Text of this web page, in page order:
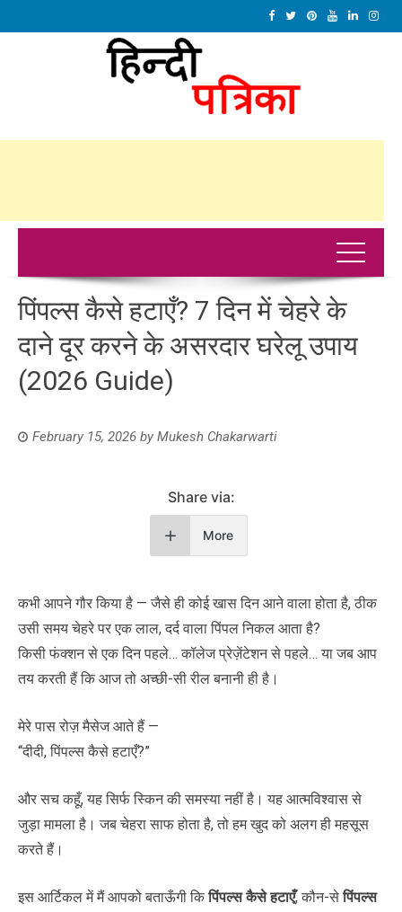
पिंपल्स कैसे हटाएँ? 7 दिन में चेहरे के
दाने दूर करने के असरदार घरेलू उपाय
(2026 Guide)
February 15, 2026 by Mukesh Chakarwarti
Share via:
More
कभी आपने गौर किया है — जैसे ही कोई खास दिन आने वाला होता है, ठीक
उसी समय चेहरे पर एक लाल, दर्द वाला पिंपल निकल आता है?
किसी फंक्शन से एक दिन पहले… कॉलेज प्रेज़ेंटेशन से पहले… या जब आप
तय करती हैं कि आज तो अच्छी-सी रील बनानी ही है।
मेरे पास रोज़ मैसेज आते हैं —
“दीदी, पिंपल्स कैसे हटाएँ?”
और सच कहूँ, यह सिर्फ स्किन की समस्या नहीं है। यह आत्मविश्वास से
जुड़ा मामला है। जब चेहरा साफ होता है, तो हम खुद को अलग ही महसूस
करते हैं।
इस आर्टिकल में मैं आपको बताऊँगी किपिंपल्स कैसे हटाएँ, कौन-सेपिंपल्स